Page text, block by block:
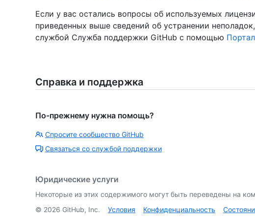
Если у вас остались вопросы об используемых
приведенных выше сведений об устранении
службой Служба поддержки GitHub с помощью
Справка и поддержка
По-прежнему нужна помощь?
Спросите сообщество GitHub
Связаться со службой поддержки
Юридические услуги
Некоторые из этих содержимого могут быть переведены на
© 2026 GitHub, Inc. Условия Конфиденциальность